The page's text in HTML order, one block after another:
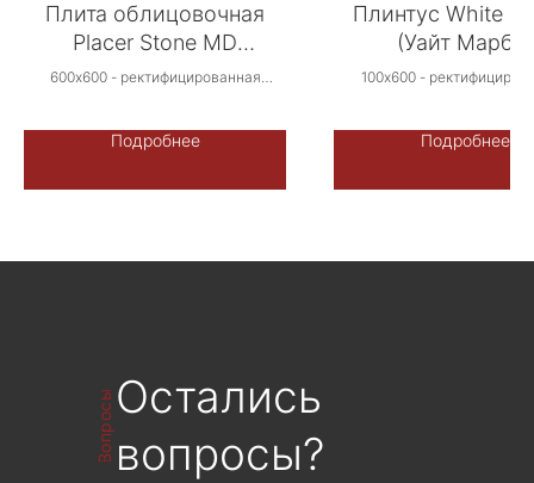
Плита облицовочная
Placer Stone MD
(Плэйсер Стоун МД)
600х600 - ректифицированная
Возможно индивидуальное
Подробнее
Плинтус White
(Уайт Марбл)
100х600 -
ВозможноПодробнее
ВопросыОстались
вопросы?